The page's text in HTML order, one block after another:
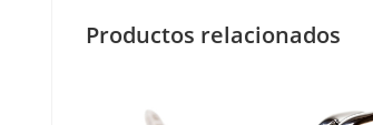
Productos relacionados